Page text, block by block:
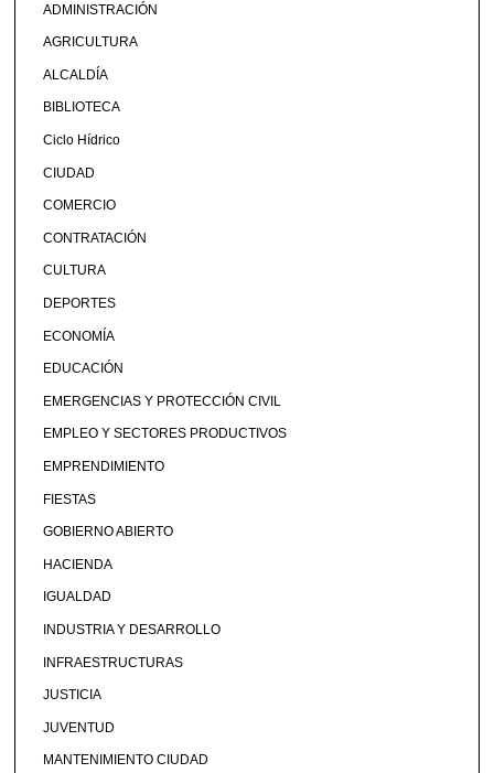
ADMINISTRACIÓN
AGRICULTURA
ALCALDÍA
BIBLIOTECA
Ciclo Hídrico
CIUDAD
COMERCIO
CONTRATACIÓN
CULTURA
DEPORTES
ECONOMÍA
EDUCACIÓN
EMERGENCIAS Y PROTECCIÓN CIVIL
EMPLEO Y SECTORES PRODUCTIVOS
EMPRENDIMIENTO
FIESTAS
GOBIERNO ABIERTO
HACIENDA
IGUALDAD
INDUSTRIA Y DESARROLLO
INFRAESTRUCTURAS
JUSTICIA
JUVENTUD
MANTENIMIENTO CIUDAD